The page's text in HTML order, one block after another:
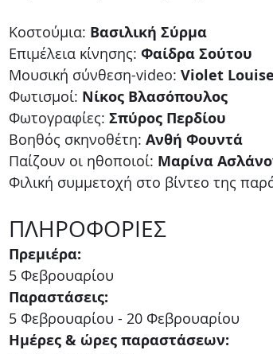
Κοστούμια: Βασιλική Σύρμα
Επιμέλεια κίνησης: Φαίδρα Σούτου
Μουσική σύνθεση-video: Violet Louise
Φωτισμοί: Νίκος Βλασόπουλος
Φωτογραφίες: Σπύρος Περδίου
Βοηθός σκηνοθέτη: Ανθή Φουντά
Παίζουν οι ηθοποιοί: Μαρίνα
Φιλική συμμετοχή στο βίντεο της
ΠΛΗΡΟΦΟΡΙΕΣ
Πρεμιέρα:
5 Φεβρουαρίου
Παραστάσεις:
5 Φεβρουαρίου - 20 Φεβρουαρίου
Ημέρες & ώρες παραστάσεων: